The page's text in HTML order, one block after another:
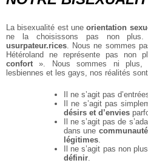
La bisexualité est uneorientation
ne la choisissons pas non
usurpateur.rices . Nous ne sommes
Hétéroland ne représente pas non
confort ».
Nous sommes ni plus,
lesbiennes et les gays, nos réalités
Il ne s’agit pas
Il ne s’agit pas
désirs et d’envies
Il ne s’agit pas de
dans une communauté
légitimes
Il ne s’agit pas non
définir